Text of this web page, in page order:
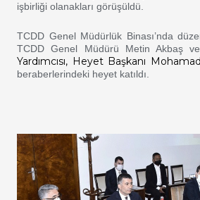
işbirliği olanakları görüşüldü.
TCDD Genel Müdürlük Binası’nda
TCDD Genel Müdürü Metin Akbaş
Yardımcısı, Heyet Başkanı
beraberlerindeki heyet katıldı.